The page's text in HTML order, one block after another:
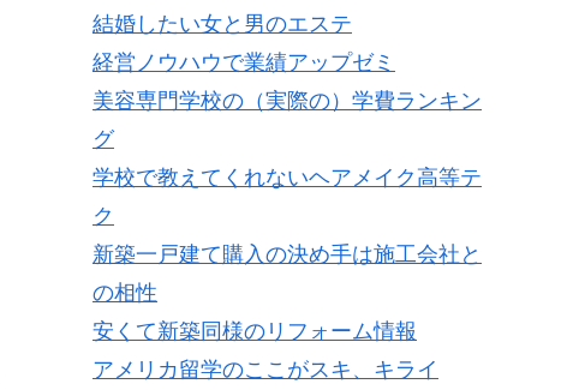
結婚したい女と男のエステ
経営ノウハウで業績アップゼミ
美容専門学校の（実際の）学費ランキン
グ
学校で教えてくれないヘアメイク高等テ
ク
新築一戸建て購入の決め手は施工会社と
の相性
安くて新築同様のリフォーム情報
アメリカ留学のここがスキ、キライ